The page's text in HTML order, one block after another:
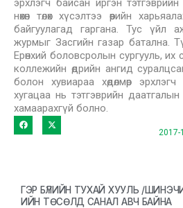
эрхлэгч байсан иргэн
нөхөн төлөх хүсэлтээ өөрийн
байгуулагад гаргана. Тус үйл
журмыг Засгийн газар батална.
Ерөнхий боловсролын сургууль, их
коллежийн өдрийн ангид
болон хувиараа хөдөлмөр
хугацаа нь тэтгэврийн даатгалын
хамаарахгүй болно.
2017-
ГЭР БҮЛИЙН ТУХАЙ ХУУЛЬ /
ИЙН ТӨСӨЛД САНАЛ АВЧ БАЙНА